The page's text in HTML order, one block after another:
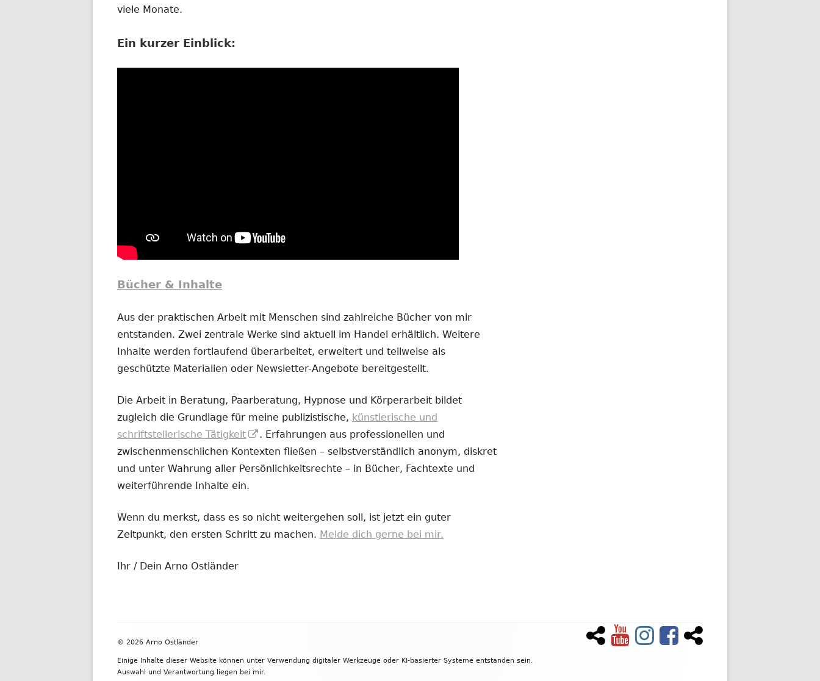
viele Monate.
Ein kurzer Einblick:
Bücher & Inhalte
Aus der praktischen Arbeit mit Menschen sind zahlreiche Bücher von mir
entstanden. Zwei zentrale Werke sind aktuell im Handel erhältlich. Weitere
Inhalte werden fortlaufend überarbeitet, erweitert und teilweise als
geschützte Materialien oder Newsletter-Angebote bereitgestellt.
Die Arbeit in Beratung, Paarberatung, Hypnose und Körperarbeit bildet
zugleich die Grundlage für meine publizistische, künstlerische und
schriftstellerische Tätigkeit
In
neuem
Fenster
. Erfahrungen aus professionellen und
zwischenmenschlichen Kontexten fließen – selbstverständlich anonym, diskret
und unter Wahrung aller Persönlichkeitsrechte – in Bücher, Fachtexte und
weiterführende Inhalte ein.
Wenn du merkst, dass es so nicht weitergehen soll, ist jetzt ein guter
Zeitpunkt, den ersten Schritt zu machen. Melde dich gerne bei mir.
Ihr / Dein Arno Ostländer
Inhalt
© 2026 Arno Ostländer
Einige Inhalte dieser Website können unter Verwendung digitaler Werkzeuge oder KI-basierter Systeme entstanden sein.
Auswahl und Verantwortung liegen bei mir.
NewsletterYouTubeInstagramFacebookTiktok